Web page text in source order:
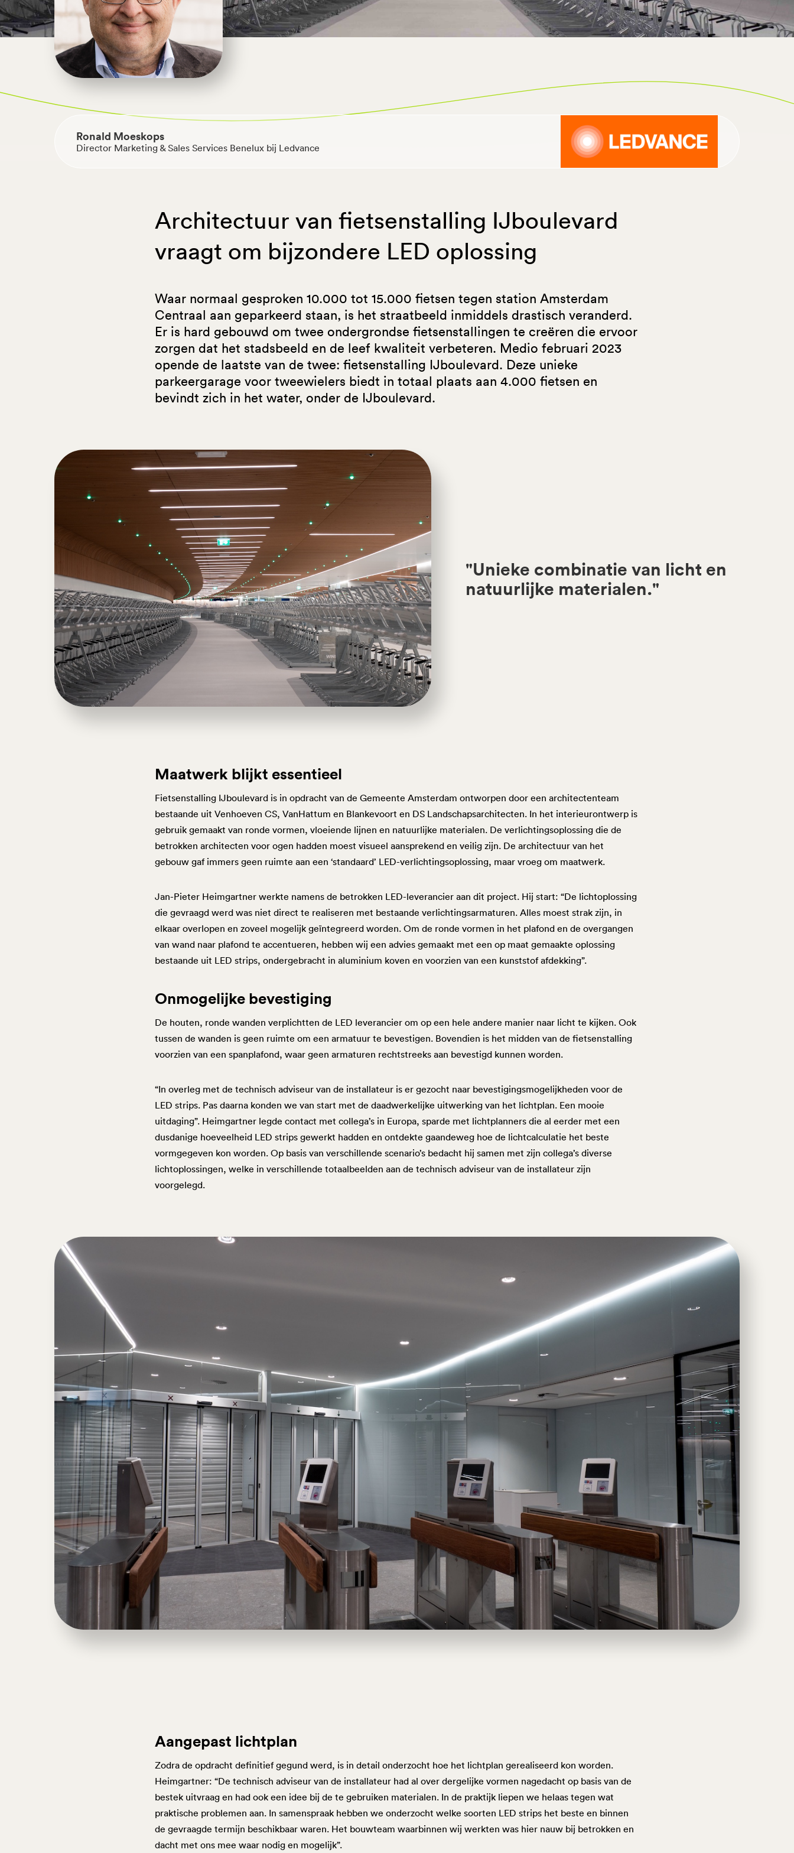
Terug naar overzicht
Ronald Moeskops
Director Marketing & Sales Services Benelux bij Ledvance
Architectuur van fietsenstalling IJboulevard
vraagt om bijzondere LED oplossing
Waar normaal gesproken 10.000 tot 15.000 fietsen tegen station Amsterdam
Centraal aan geparkeerd staan, is het straatbeeld inmiddels drastisch veranderd.
Er is hard gebouwd om twee ondergrondse fietsenstallingen te creëren die ervoor
zorgen dat het stadsbeeld en de leef kwaliteit verbeteren. Medio februari 2023
opende de laatste van de twee: fietsenstalling IJboulevard. Deze unieke
parkeergarage voor tweewielers biedt in totaal plaats aan 4.000 fietsen en
bevindt zich in het water, onder de IJboulevard.
"Unieke combinatie van licht en
natuurlijke materialen."
Maatwerk blijkt essentieel
Fietsenstalling IJboulevard is in opdracht van de Gemeente Amsterdam ontworpen door een architectenteam
bestaande uit Venhoeven CS, VanHattum en Blankevoort en DS Landschapsarchitecten. In het interieurontwerp is
gebruik gemaakt van ronde vormen, vloeiende lijnen en natuurlijke materialen. De verlichtingsoplossing die de
betrokken architecten voor ogen hadden moest visueel aansprekend en veilig zijn. De architectuur van het
gebouw gaf immers geen ruimte aan een ‘standaard’ LED-verlichtingsoplossing, maar vroeg om maatwerk.
Jan-Pieter Heimgartner werkte namens de betrokken LED-leverancier aan dit project. Hij start: “De lichtoplossing
die gevraagd werd was niet direct te realiseren met bestaande verlichtingsarmaturen. Alles moest strak zijn, in
elkaar overlopen en zoveel mogelijk geïntegreerd worden. Om de ronde vormen in het plafond en de overgangen
van wand naar plafond te accentueren, hebben wij een advies gemaakt met een op maat gemaakte oplossing
bestaande uit LED strips, ondergebracht in aluminium koven en voorzien van een kunststof afdekking”.
Onmogelijke bevestiging
De houten, ronde wanden verplichtten de LED leverancier om op een hele andere manier naar licht te kijken. Ook
tussen de wanden is geen ruimte om een armatuur te bevestigen. Bovendien is het midden van de fietsenstalling
voorzien van een spanplafond, waar geen armaturen rechtstreeks aan bevestigd kunnen worden.
“In overleg met de technisch adviseur van de installateur is er gezocht naar bevestigingsmogelijkheden voor de
LED strips. Pas daarna konden we van start met de daadwerkelijke uitwerking van het lichtplan. Een mooie
uitdaging”. Heimgartner legde contact met collega’s in Europa, sparde met lichtplanners die al eerder met een
dusdanige hoeveelheid LED strips gewerkt hadden en ontdekte gaandeweg hoe de lichtcalculatie het beste
vormgegeven kon worden. Op basis van verschillende scenario’s bedacht hij samen met zijn collega’s diverse
lichtoplossingen, welke in verschillende totaalbeelden aan de technisch adviseur van de installateur zijn
voorgelegd.
Aangepast lichtplan
Zodra de opdracht definitief gegund werd, is in detail onderzocht hoe het lichtplan gerealiseerd kon worden.
Heimgartner: “De technisch adviseur van de installateur had al over dergelijke vormen nagedacht op basis van de
bestek uitvraag en had ook een idee bij de te gebruiken materialen. In de praktijk liepen we helaas tegen wat
praktische problemen aan. In samenspraak hebben we onderzocht welke soorten LED strips het beste en binnen
de gevraagde termijn beschikbaar waren. Het bouwteam waarbinnen wij werkten was hier nauw bij betrokken en
dacht met ons mee waar nodig en mogelijk”.